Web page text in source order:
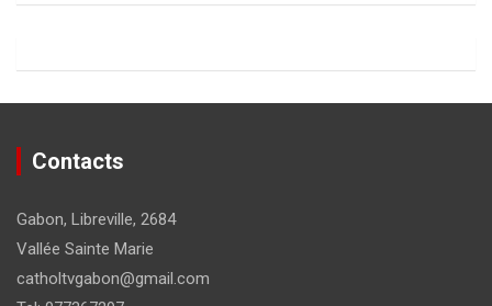
Contacts
Gabon, Libreville, 2684
Vallée Sainte Marie
catholtvgabon@gmail.com